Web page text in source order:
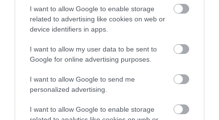
I want to allow Google to enable storage
related to advertising like cookies on web or
device identifiers in apps.
I want to allow my user data to be sent to
Google for online advertising purposes.
I want to allow Google to send me
personalized advertising.
I want to allow Google to enable storage
Akkor most segítenek a fogyásban a
fermentált ételek?